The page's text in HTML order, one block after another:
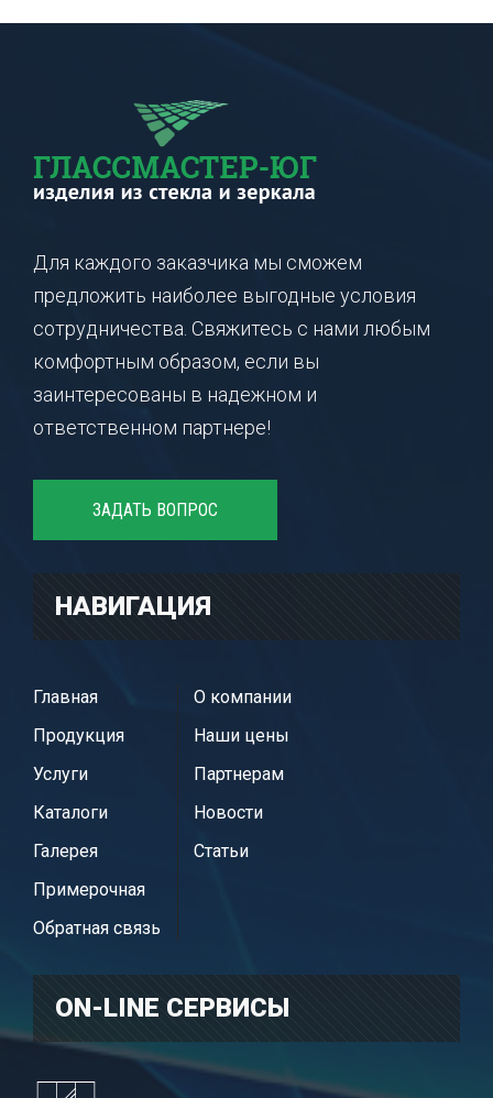
Для каждого заказчика мы сможем
предложить наиболее выгодные условия
сотрудничества. Свяжитесь с нами любым
комфортным образом, если вы
заинтересованы в надежном и
ответственном партнере!
ЗАДАТЬ ВОПРОС
НАВИГАЦИЯ
Главная
Продукция
Услуги
Каталоги
Галерея
Примерочная
Обратная связь
О компании
Наши цены
Партнерам
Новости
Статьи
ON-LINE CЕРВИСЫ